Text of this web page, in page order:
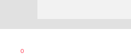
AUTOR
0